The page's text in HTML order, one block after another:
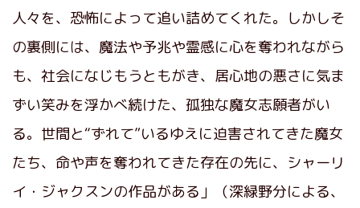
人々を、恐怖によって追い詰めてくれた。しかしそ
の裏側には、魔法や予兆や霊感に心を奪われながら
も、社会になじもうともがき、居心地の悪さに気ま
ずい笑みを浮かべ続けた、孤独な魔女志願者がい
る。世間と“ずれて”いるゆえに迫害されてきた魔女
たち、命や声を奪われてきた存在の先に、シャーリ
イ・ジャクスンの作品がある」（深緑野分による、